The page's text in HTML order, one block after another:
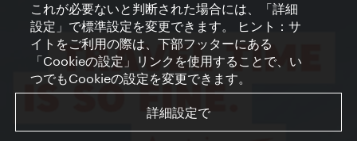
これが必要ないと判断された場合には、「詳細
設定」で標準設定を変更できます。 ヒント：サ
イトをご利用の際は、下部フッターにある
「Cookieの設定」リンクを使用することで、い
つでもCookieの設定を変更できます。
詳細設定で